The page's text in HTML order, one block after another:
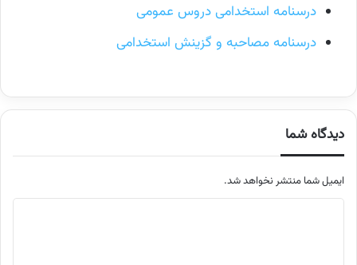
درسنامه استخدامی دروس عمومی
درسنامه مصاحبه و گزینش استخدامی
دیدگاه شما
ایمیل شما منتشر نخواهد شد.